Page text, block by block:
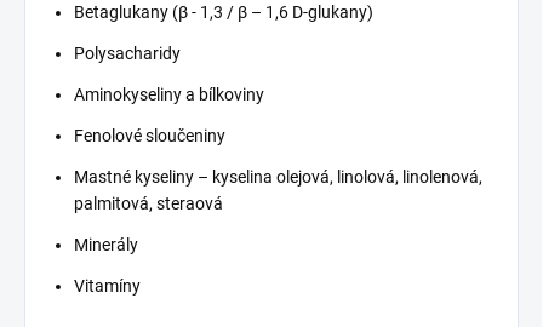
Betaglukany (β - 1,3 / β – 1,6 D-glukany)
Polysacharidy
Aminokyseliny a bílkoviny
Fenolové sloučeniny
Mastné kyseliny – kyselina olejová, linolová, linolenová,
palmitová, steraová
Minerály
Vitamíny